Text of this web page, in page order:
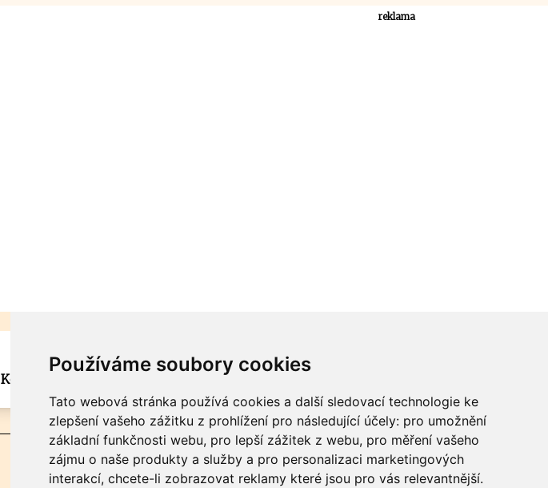
Používáme soubory cookies
Tato webová stránka používá cookies a další sledovací technologie ke
zlepšení vašeho zážitku z prohlížení pro následující účely: pro umožnění
základní funkčnosti webu, pro lepší zážitek z webu, pro měření vašeho
zájmu o naše produkty a služby a pro personalizaci marketingových
interakcí, chcete-li zobrazovat reklamy které jsou pro vás relevantnější.
reklama
Máte zajímavou informaci? Chcete spolupracovat?
Kontaktujte šéfredaktora Martina Chalupu: